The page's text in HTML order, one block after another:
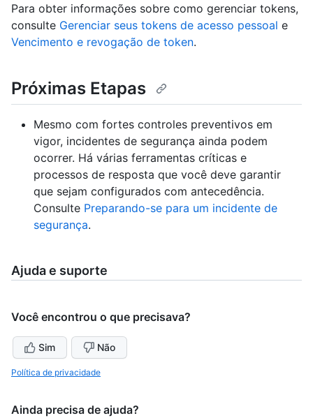
Para obter informações sobre como gerenciar tokens,
consulte Gerenciar seus tokens de acesso pessoal e
Vencimento e revogação de token.
Próximas Etapas
Mesmo com fortes controles preventivos em
vigor, incidentes de segurança ainda podem
ocorrer. Há várias ferramentas críticas e
processos de resposta que você deve garantir
que sejam configurados com antecedência.
Consulte Preparando-se para um incidente de
segurança.
Ajuda e suporte
Você encontrou o que precisava?
Sim Não
Política de privacidade
Ainda precisa de ajuda?